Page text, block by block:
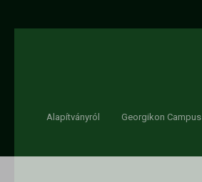
Alapítványról Georgikon Campus